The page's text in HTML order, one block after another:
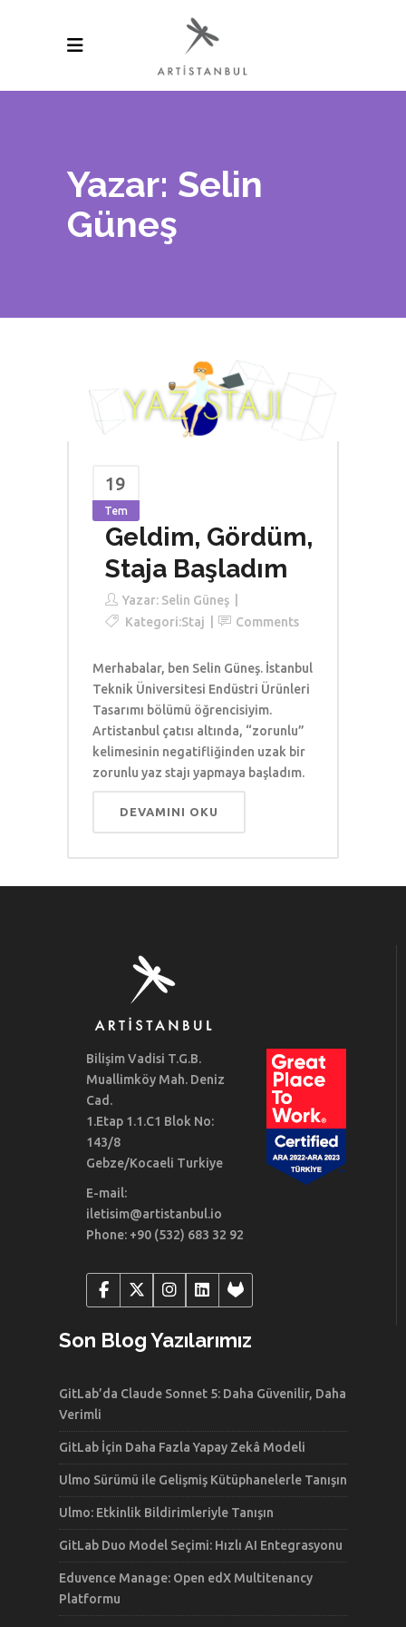
Yazar: Selin
Güneş
19
Tem
Geldim, Gördüm,
Staja Başladım
Yazar: Selin Güneş
Kategori:Staj Comments
Merhabalar, ben Selin Güneş. İstanbul
Teknik Üniversitesi Endüstri Ürünleri
Tasarımı bölümü öğrencisiyim.
Artistanbul çatısı altında, “zorunlu”
kelimesinin negatifliğinden uzak bir
zorunlu yaz stajı yapmaya başladım.
DEVAMINI OKU
Bilişim Vadisi T.G.B.
Muallimköy Mah. Deniz
Cad.
1.Etap 1.1.C1 Blok No:
143/8
Gebze/Kocaeli Turkiye
E-mail:
iletisim@artistanbul.io
Phone: +90 (532) 683 32 92
Son Blog Yazılarımız
GitLab’da Claude Sonnet 5: Daha Güvenilir, Daha
Verimli
GitLab İçin Daha Fazla Yapay Zekâ Modeli
Ulmo Sürümü ile Gelişmiş Kütüphanelerle Tanışın
Ulmo: Etkinlik Bildirimleriyle Tanışın
GitLab Duo Model Seçimi: Hızlı AI Entegrasyonu
Eduvence Manage: Open edX Multitenancy
Platformu